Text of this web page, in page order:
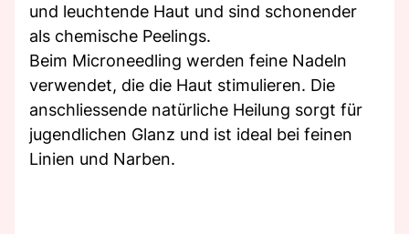
und leuchtende Haut und sind schonender
als chemische Peelings.
Beim Microneedling werden feine Nadeln
verwendet, die die Haut stimulieren. Die
anschliessende natürliche Heilung sorgt für
jugendlichen Glanz und ist ideal bei feinen
Linien und Narben.